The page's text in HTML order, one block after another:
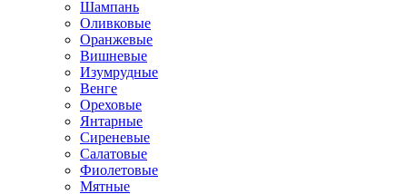
Шампань
Оливковые
Оранжевые
Вишневые
Изумрудные
Венге
Ореховые
Янтарные
Сиреневые
Салатовые
Фиолетовые
Мятные